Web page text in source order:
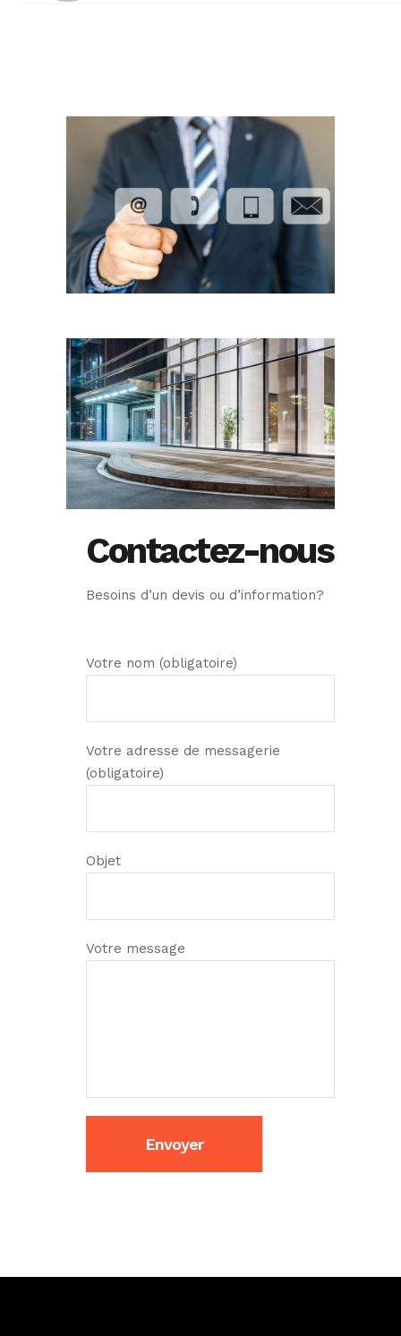
Contactez-nous
Besoins d’un devis ou d’information?
Votre nom (obligatoire)
Votre adresse de messagerie
(obligatoire)
Objet
Votre message